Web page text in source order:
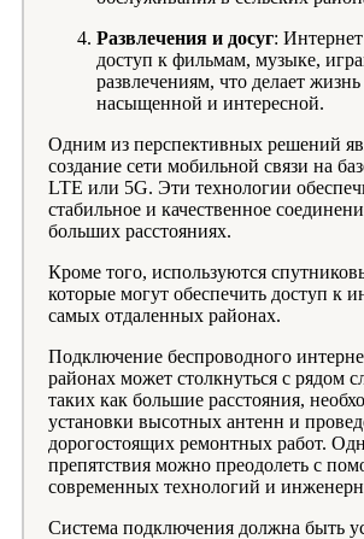
Развлечения и досуг:
доступ к фильмам, музыке,
развлечениям, что делает жизнь
насыщенной и интересной.
Одним из перспективных решений
создание сети мобильной связи на
LTE или 5G. Эти технологии
стабильное и качественное
больших расстояниях.
Кроме того, используются
которые могут обеспечить доступ к
самых отдаленных районах.
Подключение беспроводного
районах может столкнуться с рядом
таких как большие расстояния,
установки высотных антенн и
дорогостоящих ремонтных работ.
препятствия можно преодолеть с
современных технологий и
Система подключения должна быть